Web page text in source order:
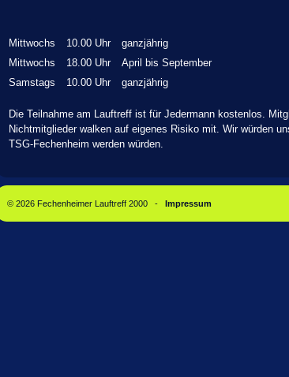
Mittwochs 10.00 Uhr
ganzjährig
Mittwochs
18.00 Uhr
April bis September
Samstags
10.00 Uhr ganzjährig
Die Teilnahme am Lauftreff ist für Jedermann kostenlos.
Nichtmitglieder walken auf eigenes Risiko mit. Wir würden
TSG-Fechenheim werden würden.
© 2026 Fechenheimer Lauftreff 2000 - Impressum